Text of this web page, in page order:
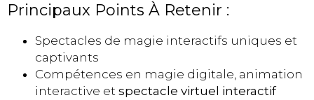
Principaux Points À Retenir :
Spectacles de magie interactifs uniques et
captivants
Compétences en magie digitale, animation
interactive et spectacle virtuel interactif